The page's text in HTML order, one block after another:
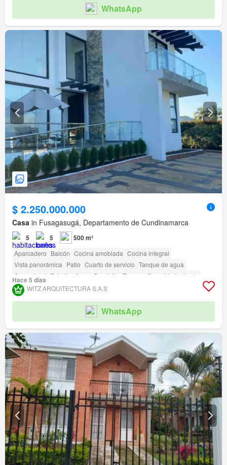
WhatsApp
$ 2.250.000.000
Casa in Fusagasugá, Departamento de Cundinamarca
5 5 500 m²
Aparcadero Balcón Cocina amoblada Cocina integral
Vista panorámica Patio Cuarto de servicio Tanque de agua
Gas natural Estudio Agua Depósito Terraza
Seguridad privada
Piscina Área infantil Estudio Jardín
Acceso para personas con discapacidad
Hace 5 días
WITZ ARQUITECTURA S.A.S
WhatsApp